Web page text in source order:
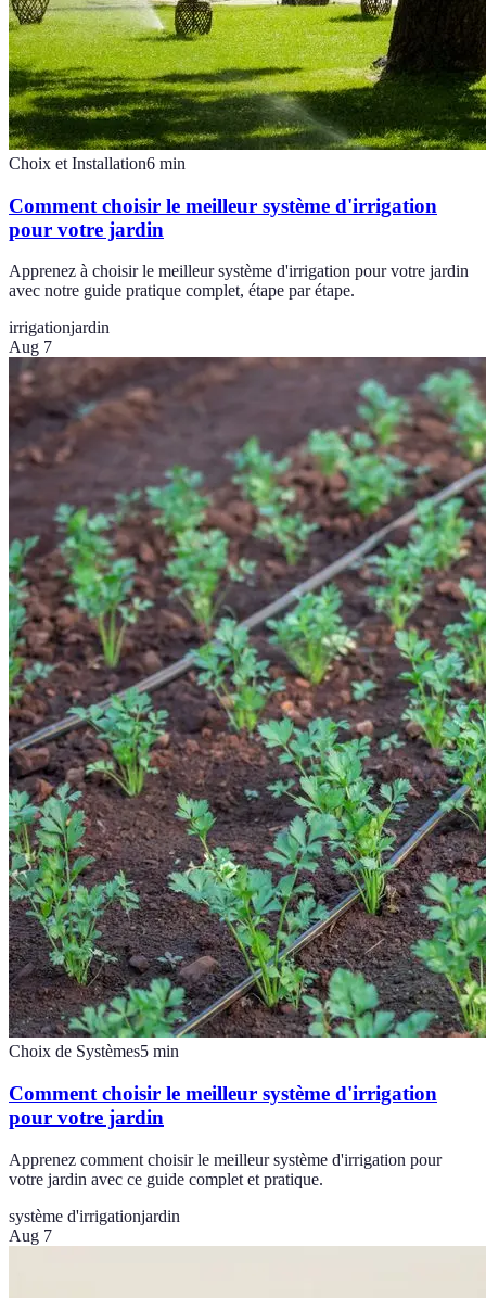
Choix et Installation6 min
Comment choisir le meilleur système d'irrigation
pour votre jardin
Apprenez à choisir le meilleur système d'irrigation pour votre jardin
avec notre guide pratique complet, étape par étape.
irrigationjardin
Aug 7
Choix de Systèmes5 min
Comment choisir le meilleur système d'irrigation
pour votre jardin
Apprenez comment choisir le meilleur système d'irrigation pour
votre jardin avec ce guide complet et pratique.
système d'irrigationjardin
Aug 7